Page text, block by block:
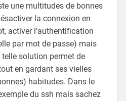
une multitudes de bonnes
la connexion en
activer l’authentification
par mot de passe) mais
telle solution permet de
en gardant ses vielles
habitudes. Dans le
du ssh mais sachez